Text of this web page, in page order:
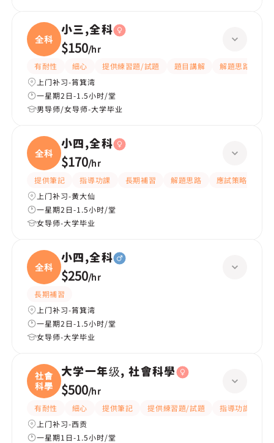
全科
小三,全科
$150/hr
有耐性 細心 提供練習題/試題 題目講解
解題思路
上门补习-筲箕湾
一星期2日-1.5小时/堂
男导师/女导师-大学毕业
全科
小四,全科
$170/hr
提供筆記 指導功課 長期補習 解題思路 應試策略
上门补习-黄大仙
一星期2日-1.5小时/堂
女导师-大学毕业
全科
小四,全科
$250/hr
長期補習
上门补习-筲箕湾
一星期2日-1.5小时/堂
女导师-大学毕业
社會
科學
大学一年级, 社會科學
$500/hr
有耐性 細心 提供筆記 提供練習題/試題 指導功課
上门补习-西贡
一星期1日-1.5小时/堂